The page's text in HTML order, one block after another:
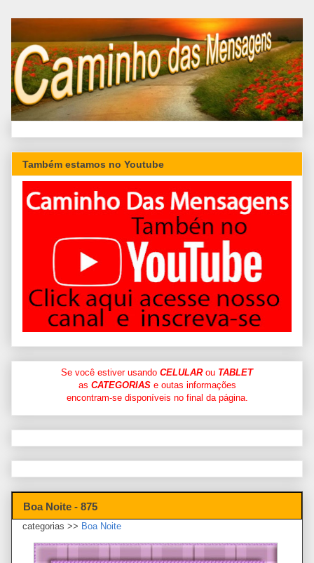
Também estamos no Youtube
Se você estiver usando CELULARou TABLET
as CATEGORIASe outas informações
encontram-se disponíveis no final da página.
Boa Noite - 875
categorias >> Boa Noite